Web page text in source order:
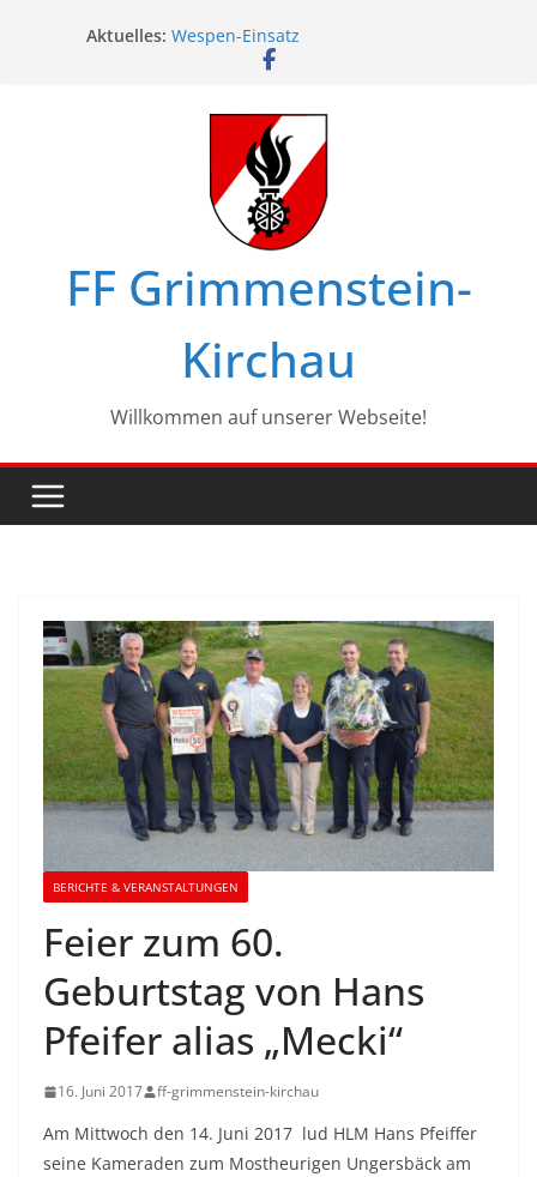
Aktuelles: Wespen-Einsatz
Glückwünsche zum 75. Geburtstag
Landesbewerbe in Zistersdorf
FF Grimmenstein-
Kirchau
Willkommen auf unserer Webseite!
BERICHTE & VERANSTALTUNGEN
Feier zum 60.
Geburtstag von Hans
Pfeifer alias „Mecki“
16. Juni 2017 ff-grimmenstein-kirchau
Am Mittwoch den 14. Juni 2017 lud HLM Hans Pfeiffer
seine Kameraden zum Mostheurigen Ungersbäck am